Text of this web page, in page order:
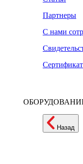
Партнеры
С нами
Назад